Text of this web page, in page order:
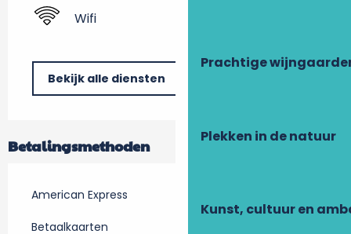
Prachtige
Plekken in de natuur
Kunst, cultuur en
Wifi
Bekijk alle diensten
Betalingsmethoden
American Express
Betaalkaarten